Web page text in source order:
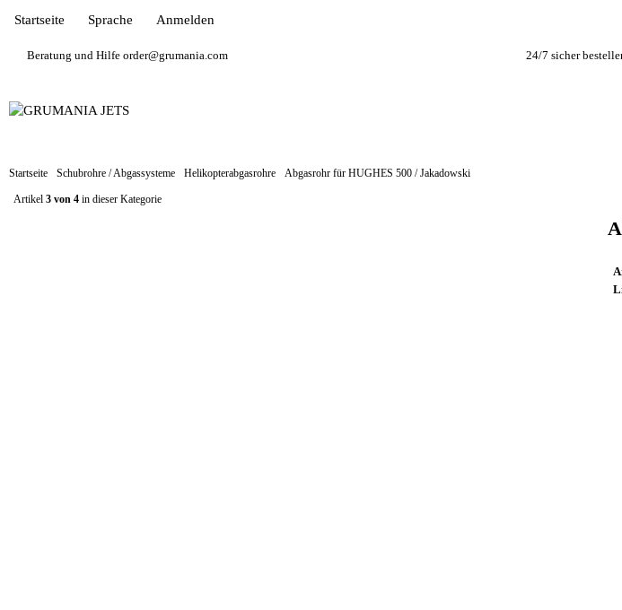
Beratung und Hilfe order@grumania.com 24/7 sicher
Startseite Sprache Anmelden
Startseite Schubrohre / Abgassysteme Helikopterabgasrohre Abgasrohr für HUGHES 500 / Jakadowski
Artikel 3 von 4 in dieser Kategorie